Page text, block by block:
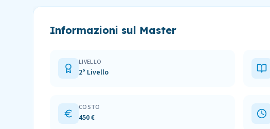
Informazioni sul Master
LIVELLO
2° Livello
COSTO
450 €